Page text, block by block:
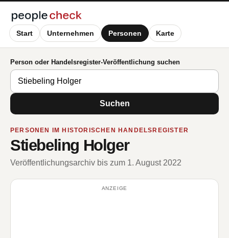
Start Unternehmen Personen Karte
Person oder Handelsregister-Veröffentlichung suchen
Suchen
PERSONEN IM HISTORISCHEN HANDELSREGISTER
Stiebeling Holger
Veröffentlichungsarchiv bis zum 1. August 2022
ANZEIGE